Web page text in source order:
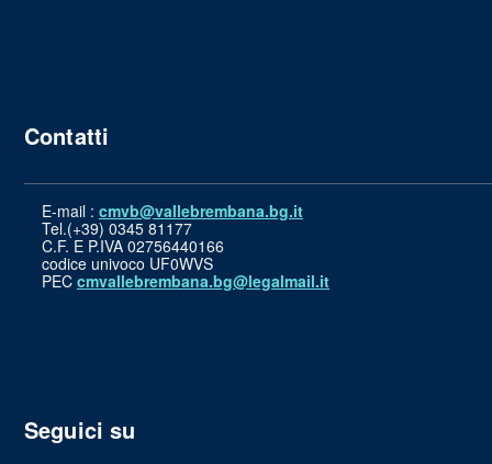
Contatti
E-mail : cmvb@vallebrembana.bg.it
Tel.(+39) 0345 81177
C.F. E P.IVA 02756440166
codice univoco UF0WVS
PEC cmvallebrembana.bg@legalmail.it
Seguici su